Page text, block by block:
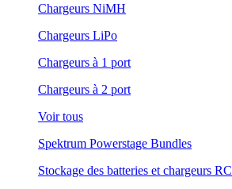
Chargeurs NiMH
Chargeurs LiPo
Chargeurs à 1 port
Chargeurs à 2 port
Voir tous
Spektrum Powerstage Bundles
Stockage des batteries et chargeurs RC